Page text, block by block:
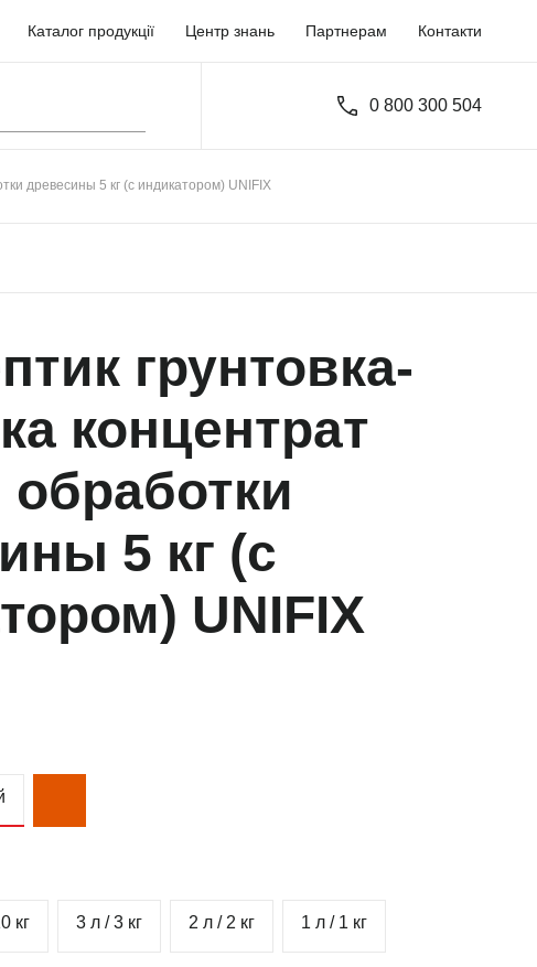
Каталог продукції Центр знань Партнерам Контакти
0 800 300 504
древесины 5 кг (с индикатором) UNIFIX
грунтовка-
концентрат
5 кг (с
UNIFIX
кг 3 л / 3 кг 2 л / 2 кг 1 л / 1 кг